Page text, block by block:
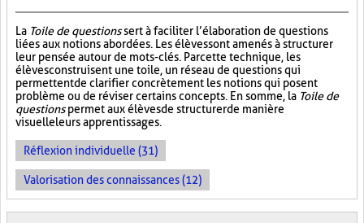
La Toile de questionssert à faciliter l’élaboration de questions
liées aux notions abordées. Les élèves sont amenés à structurer
leur pensée autour de mots-clés. Par cette technique, les
élèves construisent une toile, un réseau de questions qui
permettent de clarifier concrètement les notions qui posent
problème ou de réviser certains concepts. En somme, la Toile de
questionspermet aux élèves de structurer de manière
visuelle leurs apprentissages.
Réflexion individuelle (31)
Valorisation des connaissances (12)